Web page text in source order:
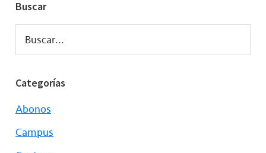
Buscar
Buscar...
Categorías
Abonos
Campus